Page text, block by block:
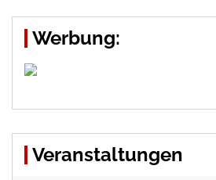
Werbung:
Veranstaltungen